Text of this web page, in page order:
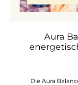
Aura
Die Aura